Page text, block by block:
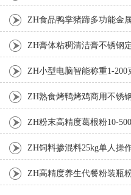
ZH食品鸭掌猪蹄多功能金
ZH膏体粘稠清洁膏不锈钢
机厂家 ZH小型电脑智能称重1-200
ZH熟食烤鸭烤鸡商用不锈
装机 ZH粉末高精度葛根粉10-
装机 ZH饲料掺混料25kg单人操
装机 ZH高精度养生代餐粉装瓶